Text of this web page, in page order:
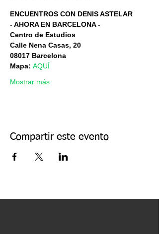
ENCUENTROS CON DENIS ASTELAR
- AHORA EN BARCELONA -
Centro de Estudios
Calle Nena Casas, 20
08017 Barcelona
Mapa: AQUÍ
Mostrar más
Compartir este evento